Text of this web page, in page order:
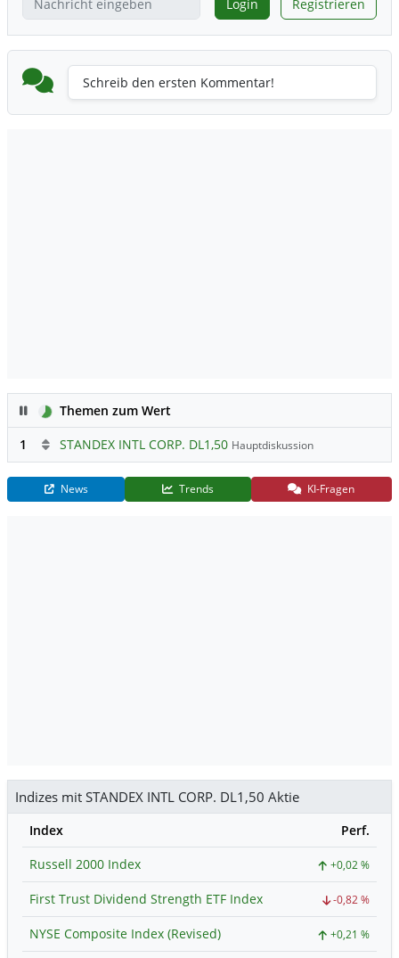
Login Registrieren
Schreib den ersten Kommentar!
PauseThemen zum Wert
1
STANDEX INTL CORP. DL1,50 Hauptdiskussion
News Trends KI-Fragen
Indizes mit STANDEX INTL CORP. DL1,50 Aktie
Index
Perf.
Russell 2000 Index
+0,02 %
First Trust Dividend Strength ETF Index -0,82 %
NYSE Composite Index (Revised) +0,21 %